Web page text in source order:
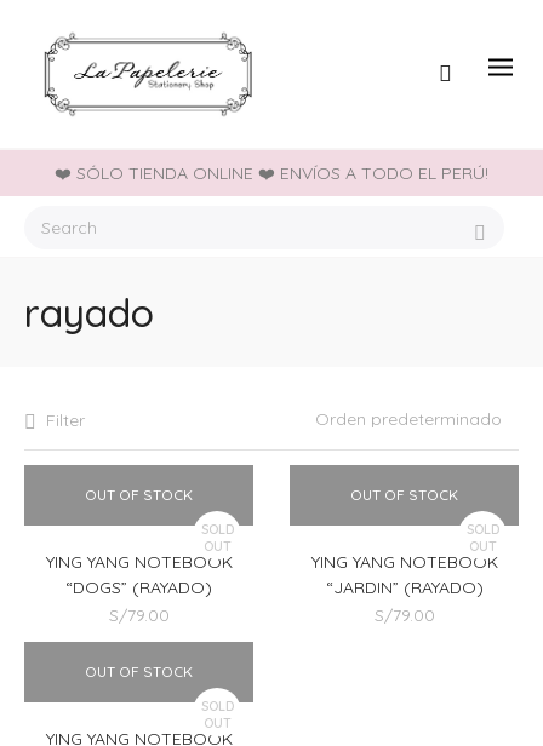
❤️ SÓLO TIENDA ONLINE ❤️ ENVÍOS A TODO EL PERÚ!
rayado
Filter
SOLD
OUT
OUT OF STOCK
YING YANG NOTEBOOK
“DOGS” (RAYADO)
S/79.00
SOLD
OUT
OUT OF STOCK
YING YANG NOTEBOOK
“JARDIN” (RAYADO)
S/79.00
SOLD
OUT
OUT OF STOCK
YING YANG NOTEBOOK